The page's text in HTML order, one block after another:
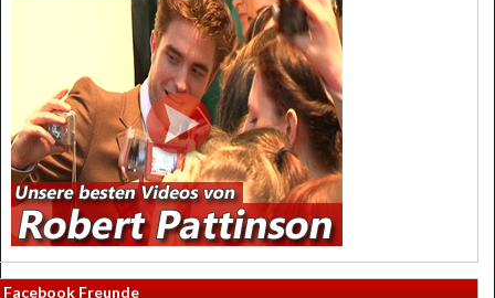
Facebook Freunde